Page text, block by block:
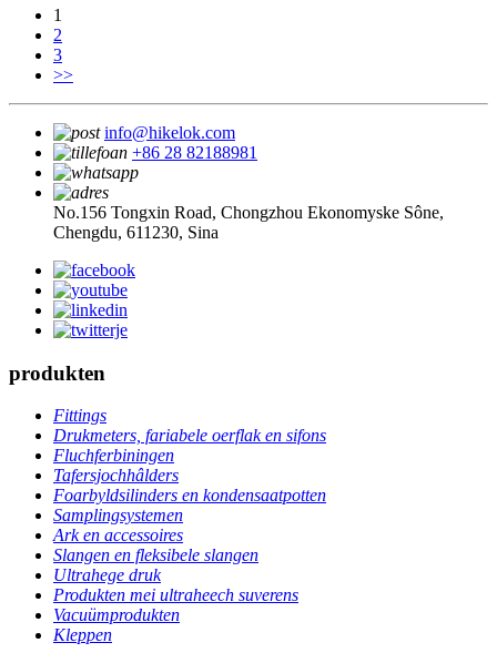
1
2
3
>>
info@hikelok.com
+86 28 82188981
No.156 Tongxin Road, Chongzhou Ekonomyske Sône,
Chengdu, 611230, Sina
produkten
Fittings
Drukmeters, fariabele oerflak en sifons
Fluchferbiningen
Tafersjochhâlders
Foarbyldsilinders en kondensaatpotten
Samplingsystemen
Ark en accessoires
Slangen en fleksibele slangen
Ultrahege druk
Produkten mei ultraheech suverens
Vacuümprodukten
Kleppen